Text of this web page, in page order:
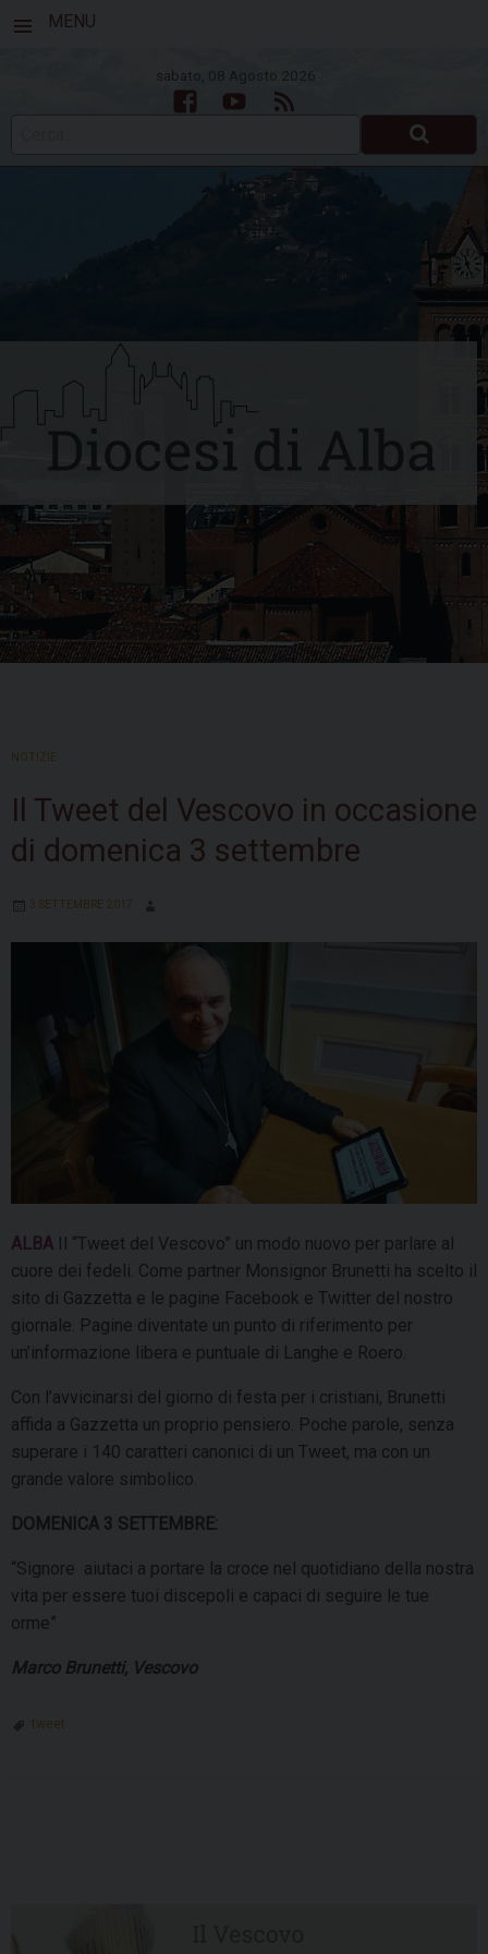
MENU
sabato, 08 Agosto 2026
FacebookYoutubeFeed
toNOTIZIE
Il Tweet del Vescovo in occasione
di domenica 3 settembre
3 SETTEMBRE 2017
ALBA
Il “Tweet del Vescovo” un modo nuovo per parlare al
cuore dei fedeli. Come partner Monsignor Brunetti ha scelto il
sito di Gazzetta e le pagine Facebook e Twitter del nostro
giornale. Pagine diventate un punto di riferimento per
un’informazione libera e puntuale di Langhe e Roero.
Con l’avvicinarsi del giorno di festa per i cristiani, Brunetti
affida a Gazzetta un proprio pensiero. Poche parole, senza
superare i 140 caratteri canonici di un Tweet, ma con un
grande valore simbolico.
DOMENICA 3 SETTEMBRE:
“Signore aiutaci a portare la croce nel quotidiano della nostra
vita per essere tuoi discepoli e capaci di seguire le tue
orme”
Marco Brunetti, Vescovo
tweet